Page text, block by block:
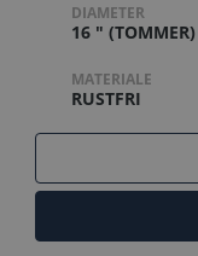
DIAMETER
16 " (TOMMER)
MATERIALE
RUSTFRI